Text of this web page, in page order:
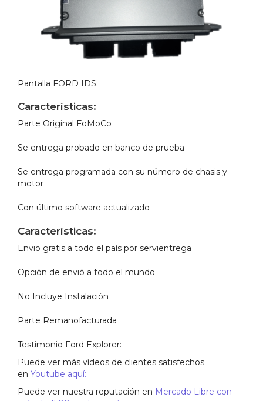
Pantalla FORD IDS:
Características:
Parte Original FoMoCo
Se entrega probado en banco de prueba
Se entrega programada con su número de chasis y
motor
Con último software actualizado
Características:
Envio gratis a todo el país por servientrega
Opción de envió a todo el mundo
No Incluye Instalación
Parte Remanofacturada
Testimonio Ford Explorer:
Puede ver más vídeos de clientes satisfechos
en Youtube aquí:
Puede ver nuestra reputación en Mercado Libre con